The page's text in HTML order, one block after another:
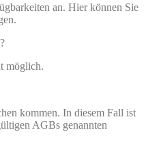
an. Hier können Sie
möglich.
kommen. In diesem Fall ist
AGBs genannten